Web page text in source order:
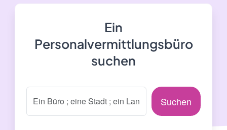
Ein
Personalvermittlungsbüro
suchen
Suchen